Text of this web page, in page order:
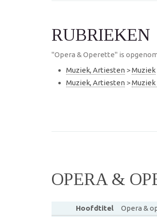
RUBRIEKEN
"Opera & Operette" is
Muziek, Artiesten >Muziek
Muziek, Artiesten >
OPERA &
Hoofdtitel
Opera &